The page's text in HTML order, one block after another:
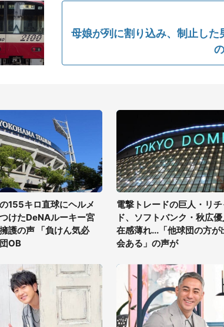
母娘が列に割り込み、制止し
155キロ直球にヘルメ
けたDeNAルーキー宮
護の声 「負けん気必
OB
電撃トレードの巨人・リ
ド、ソフトバンク・秋広
在感薄れ...「他球団の方が
会ある」の声が